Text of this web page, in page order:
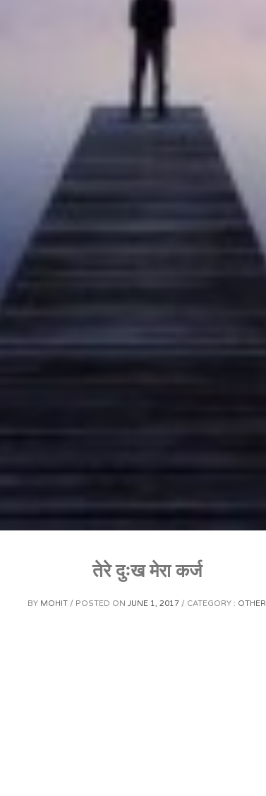
तेरे दुःख मेरा कर्ज
BY MOHIT POSTED ON JUNE 1, 2017 CATEGORY : OTHER